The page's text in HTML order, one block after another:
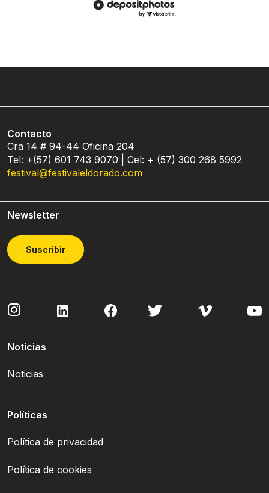
Contacto
Cra 14 # 94-44 Oficina 204
Tel: +(57) 601 743 9070 | Cel: + (57) 300 268 5992
festival@festivaleldorado.com
Newsletter
Suscribir
Noticias
Noticias
Políticas
Política de privacidad
Política de cookies